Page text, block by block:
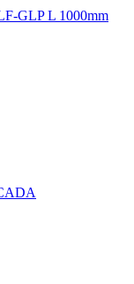
GLP L 1000mm